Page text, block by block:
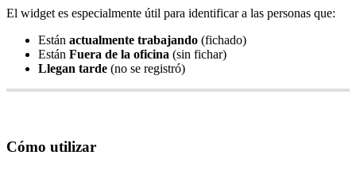
El widget es especialmente útil para identificar a las personas que:
Están actualmente trabajando (fichado)
Están Fuera de la oficina (sin fichar)
Llegan tarde (no se registró)
Cómo utilizar